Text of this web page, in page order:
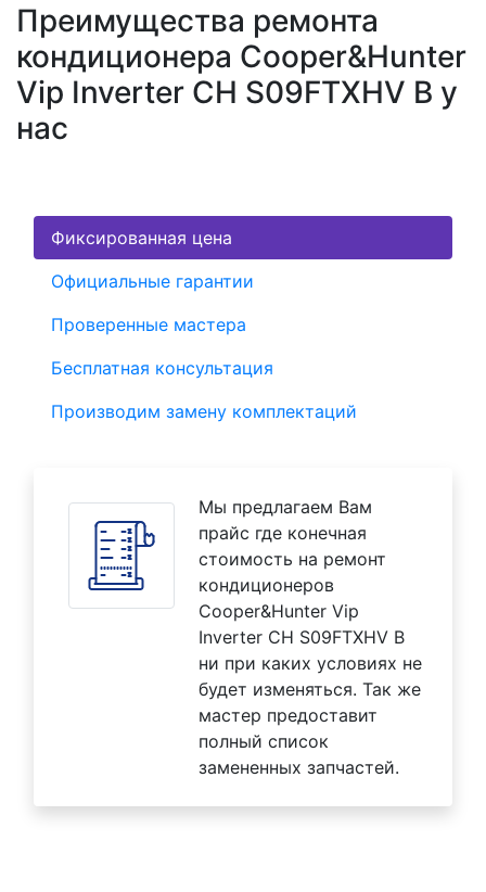
Преимущества ремонта
кондиционера Cooper&Hunter
Vip Inverter CH S09FTXHV B у
нас
Фиксированная цена
Официальные гарантии
Проверенные мастера
Бесплатная консультация
Производим замену комплектаций
Мы предлагаем Вам
прайс где конечная
стоимость на ремонт
кондиционеров
Cooper&Hunter Vip
Inverter CH S09FTXHV B
ни при каких условиях не
будет изменяться. Так же
мастер предоставит
полный список
замененных запчастей.